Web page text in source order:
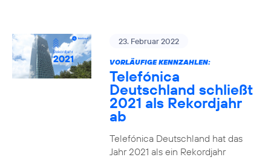
23. Februar 2022
VORLÄUFIGE KENNZAHLEN:
Telefónica
Deutschland schließt
2021 als Rekordjahr
ab
Telefónica Deutschland hat das
Jahr 2021 als ein Rekordjahr